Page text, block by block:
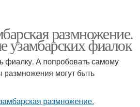
размножение.
узамбарских фиалок
фиалку. А попробовать самому
размножения могут быть